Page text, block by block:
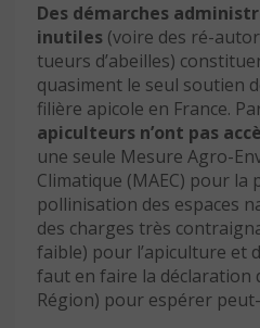
Des démarches
inutiles (voire des ré-
tueurs d’abeilles)
quasiment le seul soutien
filière apicole en France.
apiculteurs n’ont pas
une seule Mesure Agro-
Climatique (MAEC) pour la
pollinisation des espaces
des charges très
faible) pour l’apiculture et
faut en faire la déclaration
Région) pour espérer